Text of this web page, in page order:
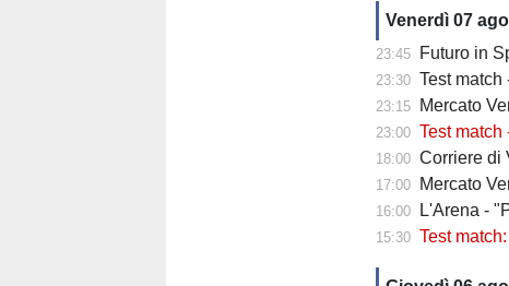
Venerdì 07 ago
23:45 Futuro in
23:30 Test match
23:15 Mercato
23:00 Test match -
18:00 Corriere di
17:00 Mercato
16:00 L'Arena -
15:30 Test